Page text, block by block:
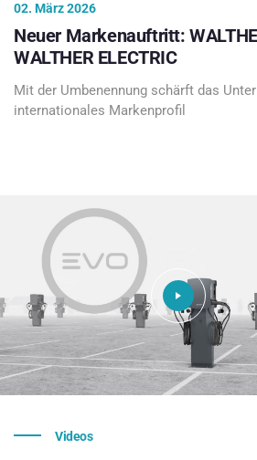
02. März 2026
Neuer Markenauftritt:
WALTHER ELECTRIC
Mit der Umbenennung schärft das
internationales Markenprofil
Videos